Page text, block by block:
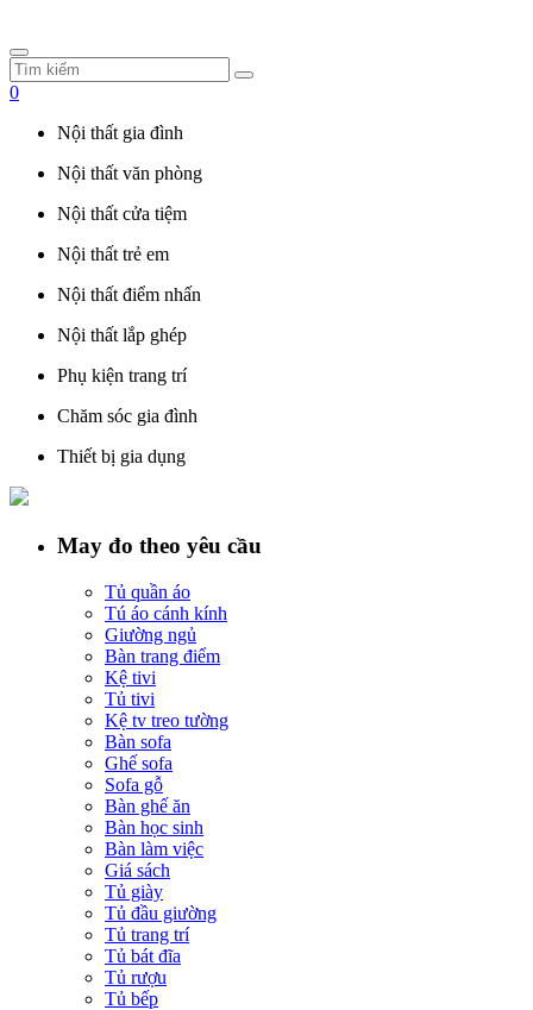
0
Nội thất gia đình
Nội thất văn phòng
Nội thất cửa tiệm
Nội thất trẻ em
Nội thất điểm nhấn
Nội thất lắp ghép
Phụ kiện trang trí
Chăm sóc gia đình
Thiết bị gia dụng
May đo theo yêu cầu
Tủ quần áo
Tú áo cánh kính
Giường ngủ
Bàn trang điểm
Kệ tivi
Tủ tivi
Kệ tv treo tường
Bàn sofa
Ghế sofa
Sofa gỗ
Bàn ghế ăn
Bàn học sinh
Bàn làm việc
Giá sách
Tủ giày
Tủ đầu giường
Tủ trang trí
Tủ bát đĩa
Tủ rượu
Tủ bếp